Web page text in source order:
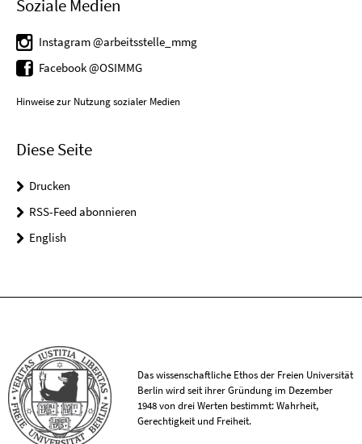
Soziale Medien
Instagram @arbeitsstelle_mmg
Facebook @OSIMMG
Hinweise zur Nutzung sozialer Medien
Diese Seite
Drucken
RSS-Feed abonnieren
English
Das wissenschaftliche Ethos der Freien Universität
Berlin wird seit ihrer Gründung im Dezember
1948 von drei Werten bestimmt: Wahrheit,
Gerechtigkeit und Freiheit.